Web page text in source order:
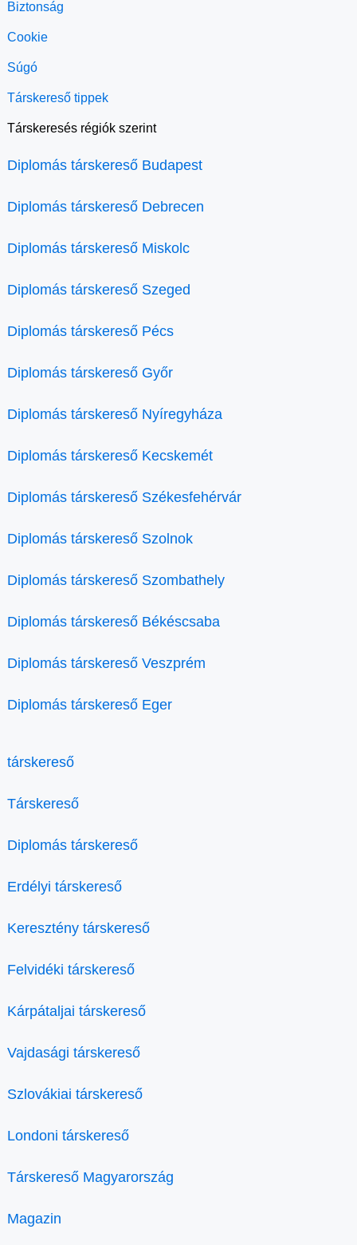
Biztonság
Cookie
Súgó
Társkereső tippek
Társkeresés régiók szerint
Diplomás társkereső Budapest
Diplomás társkereső Debrecen
Diplomás társkereső Miskolc
Diplomás társkereső Szeged
Diplomás társkereső Pécs
Diplomás társkereső Győr
Diplomás társkereső Nyíregyháza
Diplomás társkereső Kecskemét
Diplomás társkereső Székesfehérvár
Diplomás társkereső Szolnok
Diplomás társkereső Szombathely
Diplomás társkereső Békéscsaba
Diplomás társkereső Veszprém
Diplomás társkereső Eger
társkereső
Társkereső
Diplomás társkereső
Erdélyi társkereső
Keresztény társkereső
Felvidéki társkereső
Kárpátaljai társkereső
Vajdasági társkereső
Szlovákiai társkereső
Londoni társkereső
Társkereső Magyarország
Magazin